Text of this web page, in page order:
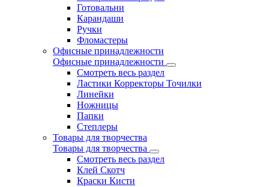
Готовальни
Карандаши
Ручки
Фломастеры
Офисные принадлежности
Офисные принадлежности
Смотреть весь раздел
Ластики Корректоры Точилки
Линейки
Ножницы
Папки
Степлеры
Товары для творчества
Товары для творчества
Смотреть весь раздел
Клей Скотч
Краски Кисти